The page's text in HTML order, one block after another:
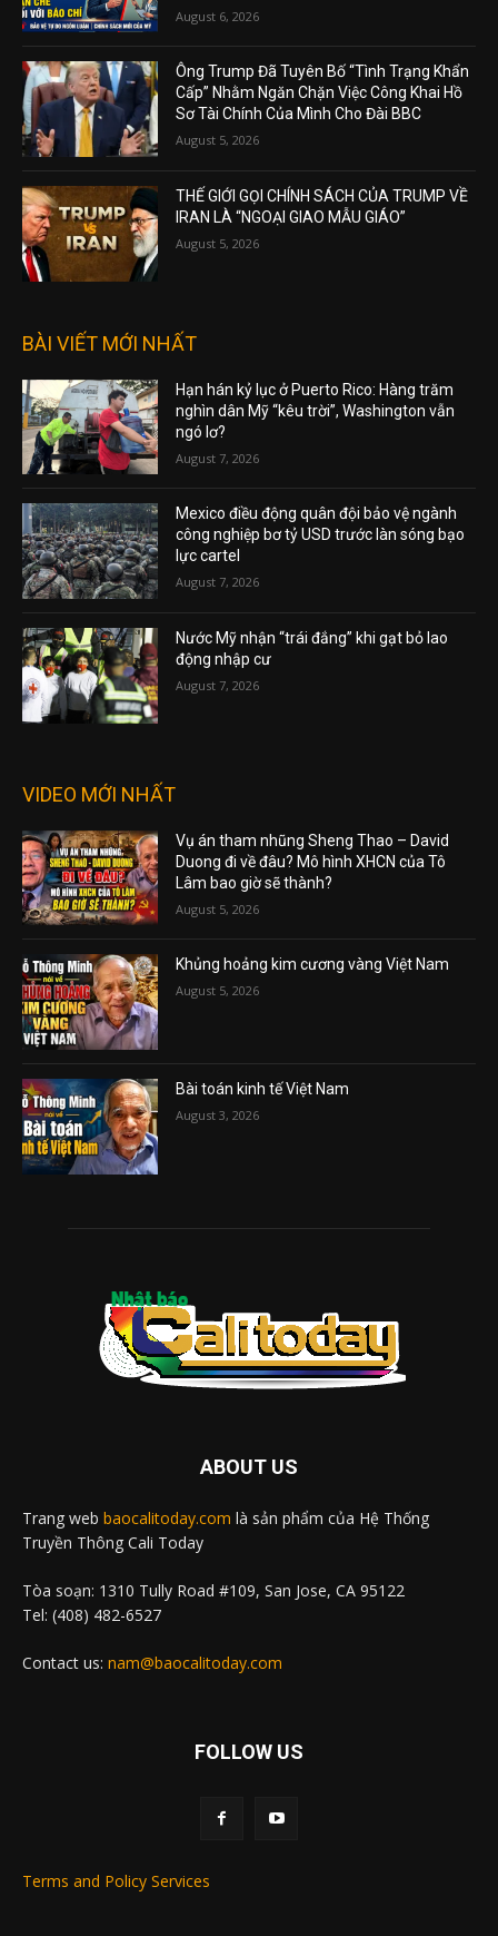
August 6, 2026
Ông Trump Đã Tuyên Bố “Tình Trạng Khẩn
Cấp” Nhằm Ngăn Chặn Việc Công Khai Hồ
Sơ Tài Chính Của Mình Cho Đài BBC
August 5, 2026
THẾ GIỚI GỌI CHÍNH SÁCH CỦA TRUMP VỀ
IRAN LÀ “NGOẠI GIAO MẪU GIÁO”
August 5, 2026
BÀI VIẾT MỚI NHẤT
Hạn hán kỷ lục ở Puerto Rico: Hàng trăm
nghìn dân Mỹ “kêu trời”, Washington vẫn
ngó lơ?
August 7, 2026
Mexico điều động quân đội bảo vệ ngành
công nghiệp bơ tỷ USD trước làn sóng bạo
lực cartel
August 7, 2026
Nước Mỹ nhận “trái đắng” khi gạt bỏ lao
động nhập cư
August 7, 2026
VIDEO MỚI NHẤT
Vụ án tham nhũng Sheng Thao – David
Duong đi về đâu? Mô hình XHCN của Tô
Lâm bao giờ sẽ thành?
August 5, 2026
Khủng hoảng kim cương vàng Việt Nam
August 5, 2026
Bài toán kinh tế Việt Nam
August 3, 2026
ABOUT US
Trang web baocalitoday.com là sản phẩm của Hệ Thống
Truyền Thông Cali Today
Tòa soạn: 1310 Tully Road #109, San Jose, CA 95122
Tel: (408) 482-6527
Contact us: nam@baocalitoday.com
FOLLOW US
Terms and Policy Services